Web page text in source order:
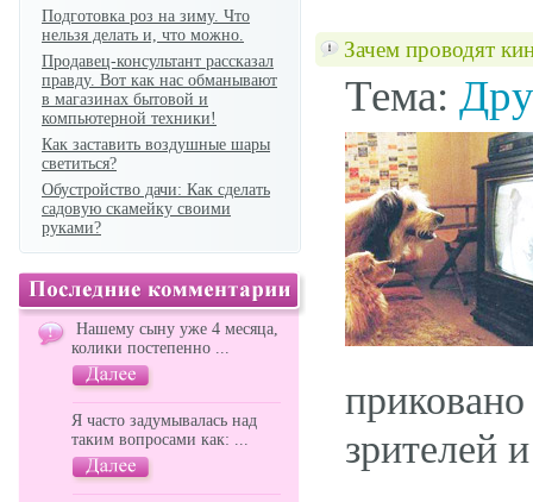
Подготовка роз на зиму. Что
нельзя делать и, что можно.
Продавец-консультант рассказал
правду. Вот как нас обманывают
в магазинах бытовой и
компьютерной техники!
Как заставить воздушные шары
светиться?
Обустройство дачи: Как сделать
садовую скамейку своими
руками?
Нашему сыну уже 4 месяца,
колики постепенно ...
Я часто задумывалась над
таким вопросами как: ...
Зачем проводят
Тема:
зрителей